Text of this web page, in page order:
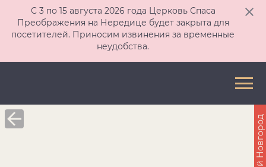
С 3 по 15 августа 2026 года Церковь Спаса
Преображения на Нередице будет закрыта для
посетителей. Приносим извинения за временные
неудобства.